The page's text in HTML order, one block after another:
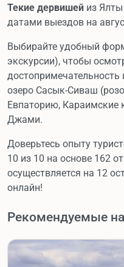
Текие дервишей из
датами выездов на
Выбирайте удобный
экскурсии), чтобы
достопримечательность
озеро Сасык-Сиваш
Евпаторию,
Джами.
Доверьтесь опыту
10 из 10 на основе 162
осуществляется на 12
онлайн!
Рекомендуемые